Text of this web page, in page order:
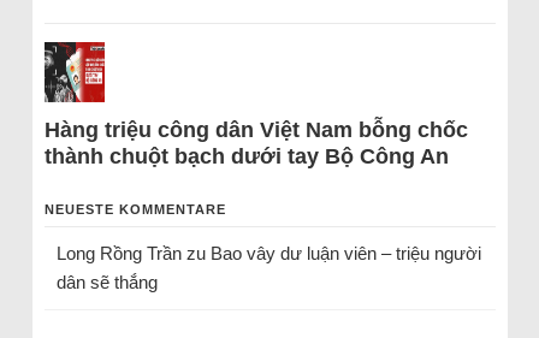
Hàng triệu công dân Việt Nam bỗng chốc
thành chuột bạch dưới tay Bộ Công An
NEUESTE KOMMENTARE
Long Rồng Trầnzu Bao vây dư luận viên – triệu người
dân sẽ thắng